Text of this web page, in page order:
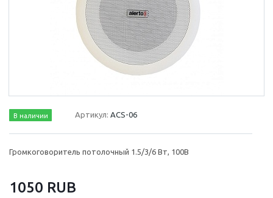
В наличии Артикул:ACS-06
Громкоговоритель потолочный 1.5/3/6 Вт, 100В
1050 RUB